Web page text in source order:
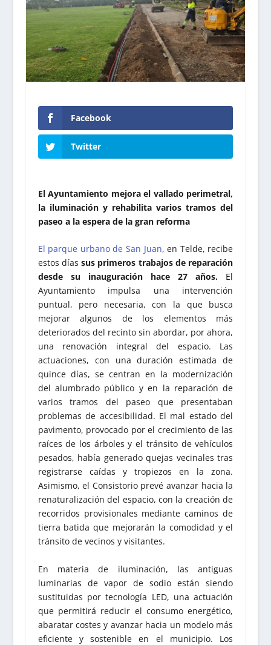
Facebook
Twitter
El Ayuntamiento mejora el vallado perimetral,
la iluminación y rehabilita varios tramos del
paseo a la espera de la gran reforma
El parque urbano de San Juan, en Telde, recibe
estos días sus primeros trabajos de reparación
desde su inauguración hace 27 años. El
Ayuntamiento impulsa una intervención
puntual, pero necesaria, con la que busca
mejorar algunos de los elementos más
deteriorados del recinto sin abordar, por ahora,
una renovación integral del espacio. Las
actuaciones, con una duración estimada de
quince días, se centran en la modernización
del alumbrado público y en la reparación de
varios tramos del paseo que presentaban
problemas de accesibilidad. El mal estado del
pavimento, provocado por el crecimiento de las
raíces de los árboles y el tránsito de vehículos
pesados, había generado quejas vecinales tras
registrarse caídas y tropiezos en la zona.
Asimismo, el Consistorio prevé avanzar hacia la
renaturalización del espacio, con la creación de
recorridos provisionales mediante caminos de
tierra batida que mejorarán la comodidad y el
tránsito de vecinos y visitantes.
En materia de iluminación, las antiguas
luminarias de vapor de sodio están siendo
sustituidas por tecnología LED, una actuación
que permitirá reducir el consumo energético,
abaratar costes y avanzar hacia un modelo más
eficiente y sostenible en el municipio. Los